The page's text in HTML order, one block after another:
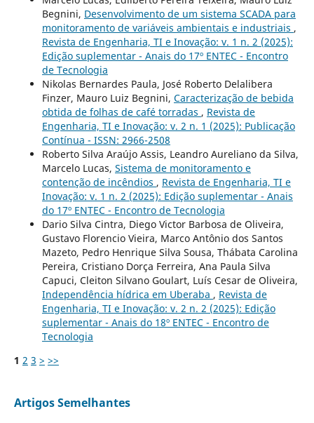
Begnini, Desenvolvimento de um sistema SCADA para
monitoramento de variáveis ambientais e industriais ,
Revista de Engenharia, TI e Inovação: v. 1 n. 2 (2025):
Edição suplementar - Anais do 17º ENTEC - Encontro
de Tecnologia
Nikolas Bernardes Paula, José Roberto Delalibera
Finzer, Mauro Luiz Begnini, Caracterização de bebida
obtida de folhas de café torradas , Revista de
Engenharia, TI e Inovação: v. 2 n. 1 (2025): Publicação
Contínua - ISSN: 2966-2508
Roberto Silva Araújo Assis, Leandro Aureliano da Silva,
Marcelo Lucas, Sistema de monitoramento e
contenção de incêndios , Revista de Engenharia, TI e
Inovação: v. 1 n. 2 (2025): Edição suplementar - Anais
do 17º ENTEC - Encontro de Tecnologia
Dario Silva Cintra, Diego Victor Barbosa de Oliveira,
Gustavo Florencio Vieira, Marco Antônio dos Santos
Mazeto, Pedro Henrique Silva Sousa, Thábata Carolina
Pereira, Cristiano Dorça Ferreira, Ana Paula Silva
Capuci, Cleiton Silvano Goulart, Luís Cesar de Oliveira,
Independência hídrica em Uberaba , Revista de
Engenharia, TI e Inovação: v. 2 n. 2 (2025): Edição
suplementar - Anais do 18º ENTEC - Encontro de
Tecnologia
1 2 3 > >>
Artigos Semelhantes